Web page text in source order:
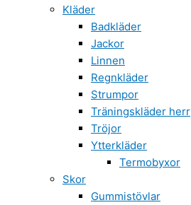
Kläder
Badkläder
Jackor
Linnen
Regnkläder
Strumpor
Träningskläder herr
Tröjor
Ytterkläder
Termobyxor
Skor
Gummistövlar